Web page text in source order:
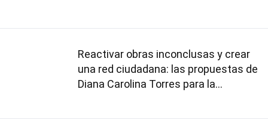
Reactivar obras inconclusas y crear
una red ciudadana: las propuestas de
Diana Carolina Torres para la